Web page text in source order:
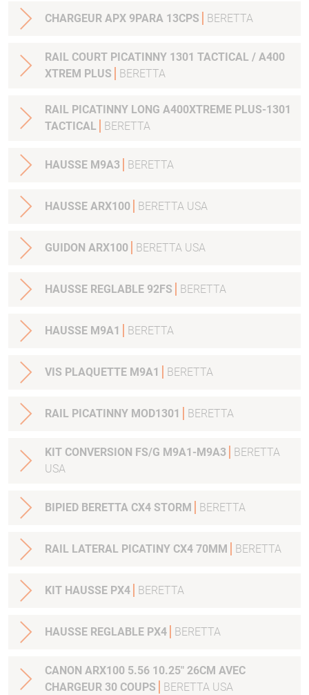
CHARGEUR APX 9PARA 13CPS BERETTA
RAIL COURT PICATINNY 1301 TACTICAL / A400
XTREM PLUS
BERETTA
RAIL PICATINNY LONG A400XTREME PLUS-1301
TACTICAL
BERETTA
HAUSSE M9A3 BERETTA
HAUSSE ARX100 BERETTA USA
GUIDON ARX100 BERETTA USA
HAUSSE REGLABLE 92FS BERETTA
HAUSSE M9A1 BERETTA
VIS PLAQUETTE M9A1 BERETTA
RAIL PICATINNY MOD1301 BERETTA
KIT CONVERSION FS/G M9A1-M9A3
BERETTA
USA
BIPIED BERETTA CX4 STORM BERETTA
RAIL LATERAL PICATINY CX4 70MM BERETTA
KIT HAUSSE PX4 BERETTA
HAUSSE REGLABLE PX4 BERETTA
CANON ARX100 5.56 10.25" 26CM AVEC
CHARGEUR 30 COUPS
BERETTA USA